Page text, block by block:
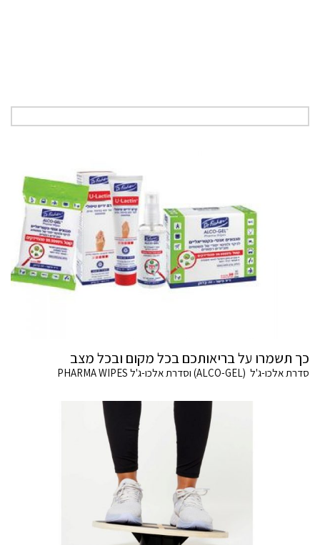
כך תשמרו על בריאותכם בכל מקום ובכל מצב
סדרת אלכו-ג'ל (ALCO-GEL) וסדרת אלכו-ג'ל PHARMA WIPES